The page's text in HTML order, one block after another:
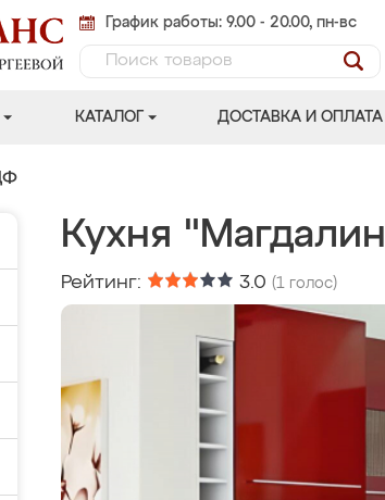
График работы: 9.00 - 20.00, пн-вс
КАТАЛОГ ДОСТАВКА И ОПЛАТА
Кухня
Рейтинг: 3.0 (1 голос)